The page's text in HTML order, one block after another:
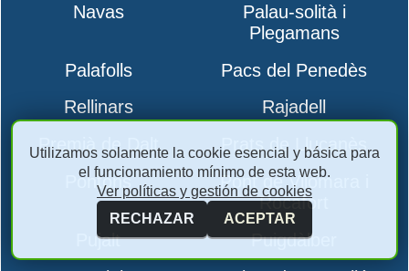
Navas
Palau-solità i
Plegamans
Palafolls
Pacs del Penedès
Rellinars
Rajadell
Premià de Dalt
Prats de Lluçanès
Pontons
Pont de Vilomara i
Rocafort
Pujalt
Puigdàlber
Utilizamos solamente la cookie esencial y básica para
el funcionamiento mínimo de esta web.
Ver políticas y gestión de cookies
RECHAZAR
ACEPTAR